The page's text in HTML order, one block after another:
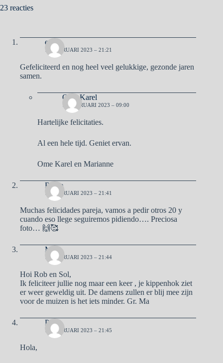
23 reacties
eefje
11 FEBRUARI 2023 – 21:21
Gefeliciteerd en nog heel veel gelukkige, gezonde jaren
samen.
Ome Karel
12 FEBRUARI 2023 – 09:00
Hartelijke felicitaties.
Al een hele tijd. Geniet ervan.
Ome Karel en Marianne
Reme
11 FEBRUARI 2023 – 21:41
Muchas felicidades pareja, vamos a pedir otros 20 y
cuando eso llege seguiremos pidiendo…. Preciosa
foto… 🙌🥰
Ma
11 FEBRUARI 2023 – 21:44
Hoi Rob en Sol,
Ik feliciteer jullie nog maar een keer , je kippenhok ziet
er weer geweldig uit. De damens zullen er blij mee zijn
voor de muizen is het iets minder. Gr. Ma
Pa
11 FEBRUARI 2023 – 21:45
Hola,